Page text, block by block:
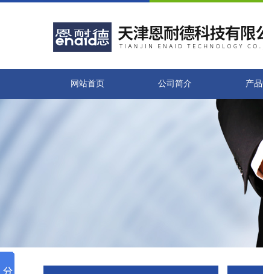
网站首页 公司简介 产